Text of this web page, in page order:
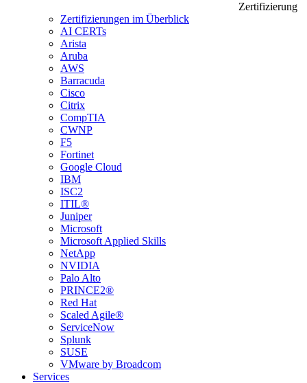
Zertifizierung
Zertifizierungen im Überblick
AI CERTs
Arista
Aruba
AWS
Barracuda
Cisco
Citrix
CompTIA
CWNP
F5
Fortinet
Google Cloud
IBM
ISC2
ITIL®
Juniper
Microsoft
Microsoft Applied Skills
NetApp
NVIDIA
Palo Alto
PRINCE2®
Red Hat
Scaled Agile®
ServiceNow
Splunk
SUSE
VMware by Broadcom
Services